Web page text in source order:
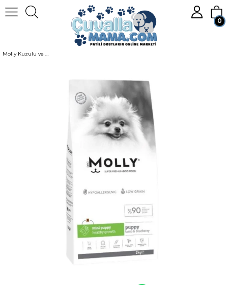
0
Köpek Mamaları Kuru Köpek Maması
Molly Kuzulu ve Yabanmersinli Mini Irk Yavru Köpek Maması 2kg